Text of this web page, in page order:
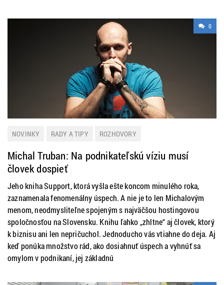
0
NOVINKY RADY A TIPY ROZHOVORY
Michal Truban: Na podnikateľskú víziu musí
človek dospieť
Jeho kniha Support, ktorá vyšla ešte koncom minulého roka,
zaznamenala fenomenálny úspech. A nie je to len Michalovým
menom, neodmysliteľne spojeným s najväčšou hostingovou
spoločnosťou na Slovensku. Knihu ľahko „zhltne“ aj človek, ktorý
k biznisu ani len nepričuchol. Jednoducho vás vtiahne do deja. Aj
keď ponúka množstvo rád, ako dosiahnuť úspech a vyhnúť sa
omylom v podnikaní, jej základnú